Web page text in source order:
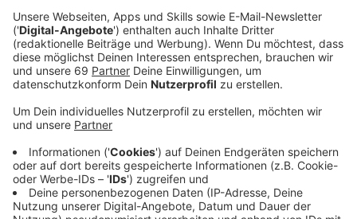
Die Aktivist:innen waren heute früh (31.03.) immer
wieder dabei, auf die Straße zu laufen und Autos zum
Stehen zu bringen. Auf der Von-Vincke-Straße klebten
sich zwei Aktivist:innen fest, ein dritter Aktivist:in
scheiterte, weil die Polizist:innen schnell vor Ort
waren. Dadurch wurde der Berufsverkehr etwa zehn
Minuten lang leicht behindert. Nachdem die
Polizist:innen die Aktivist:innen von der Straße holten,
überprüften sie ihre Personalien. Sie müssen mit einer